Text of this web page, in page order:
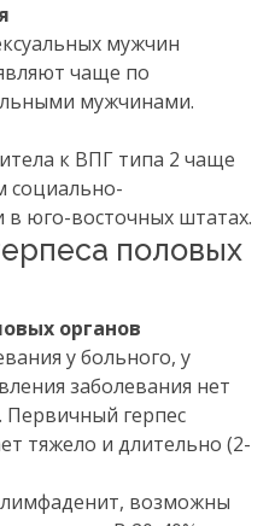
мужчин
чаще по
мужчинами.
к ВПГ типа 2 чаще
социально-
юго-восточных штатах.
половых
органов
у больного, у
заболевания нет
Первичный герпес
тяжело и длительно (2-
возможны